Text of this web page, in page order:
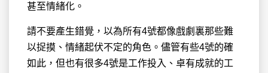
甚至情緒化。
請不要產生錯覺，以為所有4號都像戲劇裏那些難
以捉摸、情緒起伏不定的角色。儘管有些4號的確
如此，但也有很多4號是工作投入、卓有成就的工